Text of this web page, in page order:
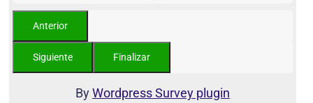
ByWordpress Survey plugin